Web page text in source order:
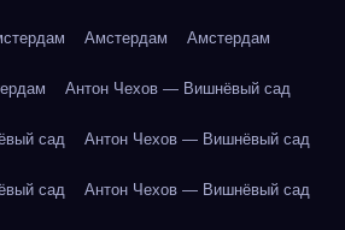
Амстердам Амстердам
Антон Чехов — Вишнёвый сад
сад Антон Чехов — Вишнёвый сад
сад Антон Чехов — Вишнёвый сад